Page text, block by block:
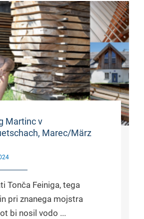
Martinc v
Marec/März
Tonča Feiniga, tega
pri znanega mojstra
bi nosil vodo ...